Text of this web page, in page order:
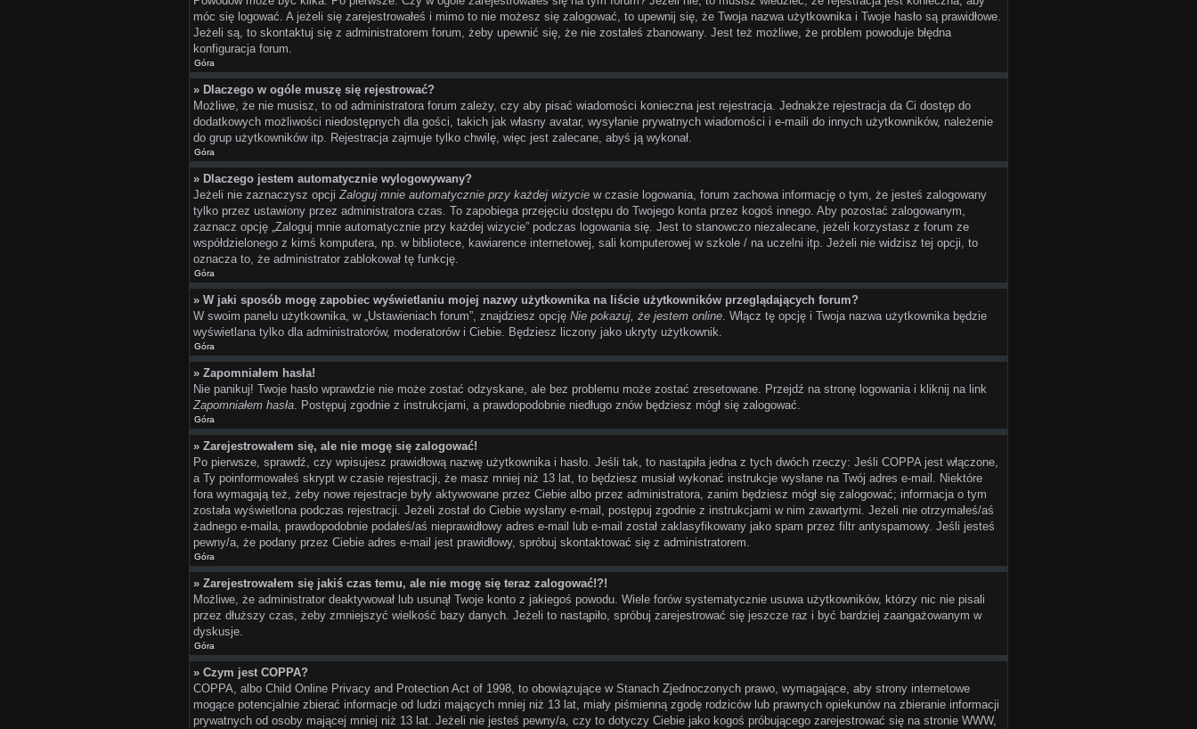
móc się logować. A jeżeli się zarejestrowałeś i mimo to nie możesz się zalogować, to upewnij się, że Twoja nazwa użytkownika i Twoje hasło są prawidłowe.
Jeżeli są, to skontaktuj się z administratorem forum, żeby upewnić się, że nie zostałeś zbanowany. Jest też możliwe, że problem powoduje błędna
konfiguracja forum.
Góra
» Dlaczego w ogóle muszę się rejestrować?
Możliwe, że nie musisz, to od administratora forum zależy, czy aby pisać wiadomości konieczna jest rejestracja. Jednakże rejestracja da Ci dostęp do
dodatkowych możliwości niedostępnych dla gości, takich jak własny avatar, wysyłanie prywatnych wiadomości i e-maili do innych użytkowników, należenie
do grup użytkowników itp. Rejestracja zajmuje tylko chwilę, więc jest zalecane, abyś ją wykonał.
Góra
» Dlaczego jestem automatycznie wylogowywany?
Jeżeli nie zaznaczysz opcjiZaloguj mnie automatycznie przy każdej wizycie w czasie logowania, forum zachowa informację o tym, że jesteś zalogowany
tylko przez ustawiony przez administratora czas. To zapobiega przejęciu dostępu do Twojego konta przez kogoś innego. Aby pozostać zalogowanym,
zaznacz opcję „Zaloguj mnie automatycznie przy każdej wizycie” podczas logowania się. Jest to stanowczo niezalecane, jeżeli korzystasz z forum ze
współdzielonego z kimś komputera, np. w bibliotece, kawiarence internetowej, sali komputerowej w szkole / na uczelni itp. Jeżeli nie widzisz tej opcji, to
oznacza to, że administrator zablokował tę funkcję.
Góra
» W jaki sposób mogę zapobiec wyświetlaniu mojej nazwy użytkownika na liście użytkowników przeglądających forum?
W swoim panelu użytkownika, w „Ustawieniach forum”, znajdziesz opcję Nie pokazuj, że jestem online. Włącz tę opcję i Twoja nazwa użytkownika będzie
wyświetlana tylko dla administratorów, moderatorów i Ciebie. Będziesz liczony jako ukryty użytkownik.
Góra
» Zapomniałem hasła!
Nie panikuj! Twoje hasło wprawdzie nie może zostać odzyskane, ale bez problemu może zostać zresetowane. Przejdź na stronę logowania i kliknij na link
Zapomniałem hasła. Postępuj zgodnie z instrukcjami, a prawdopodobnie niedługo znów będziesz mógł się zalogować.
Góra
» Zarejestrowałem się, ale nie mogę się zalogować!
Po pierwsze, sprawdź, czy wpisujesz prawidłową nazwę użytkownika i hasło. Jeśli tak, to nastąpiła jedna z tych dwóch rzeczy: Jeśli COPPA jest włączone,
a Ty poinformowałeś skrypt w czasie rejestracji, że masz mniej niż 13 lat, to będziesz musiał wykonać instrukcje wysłane na Twój adres e-mail. Niektóre
fora wymagają też, żeby nowe rejestracje były aktywowane przez Ciebie albo przez administratora, zanim będziesz mógł się zalogować; informacja o tym
została wyświetlona podczas rejestracji. Jeżeli został do Ciebie wysłany e-mail, postępuj zgodnie z instrukcjami w nim zawartymi. Jeżeli nie otrzymałeś/aś
żadnego e-maila, prawdopodobnie podałeś/aś nieprawidłowy adres e-mail lub e-mail został zaklasyfikowany jako spam przez filtr antyspamowy. Jeśli jesteś
pewny/a, że podany przez Ciebie adres e-mail jest prawidłowy, spróbuj skontaktować się z administratorem.
Góra
» Zarejestrowałem się jakiś czas temu, ale nie mogę się teraz zalogować!?!
Możliwe, że administrator deaktywował lub usunął Twoje konto z jakiegoś powodu. Wiele forów systematycznie usuwa użytkowników, którzy nic nie pisali
przez dłuższy czas, żeby zmniejszyć wielkość bazy danych. Jeżeli to nastąpiło, spróbuj zarejestrować się jeszcze raz i być bardziej zaangażowanym w
dyskusje.
Góra
» Czym jest COPPA?
COPPA, albo Child Online Privacy and Protection Act of 1998, to obowiązujące w Stanach Zjednoczonych prawo, wymagające, aby strony internetowe
mogące potencjalnie zbierać informacje od ludzi mających mniej niż 13 lat, miały piśmienną zgodę rodziców lub prawnych opiekunów na zbieranie informacji
prywatnych od osoby mającej mniej niż 13 lat. Jeżeli nie jesteś pewny/a, czy to dotyczy Ciebie jako kogoś próbującego zarejestrować się na stronie WWW,